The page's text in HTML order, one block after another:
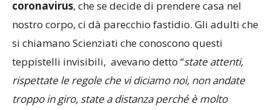
coronavirus, che se decide di prendere casa nel
nostro corpo, ci dà parecchio fastidio. Gli adulti che
si chiamano Scienziati che conoscono questi
teppistelli invisibili, avevano detto “state attenti,
rispettate le regole che vi diciamo noi, non andate
troppo in giro, state a distanza perché è molto